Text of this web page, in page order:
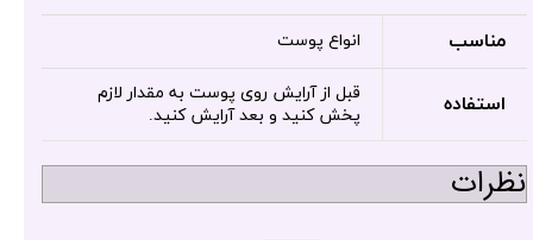
مناسب انواع پوست
استفاده
قبل از آرایش روی پوست به مقدار لازم
پخش کنید و بعد آرایش کنید.
نظرات